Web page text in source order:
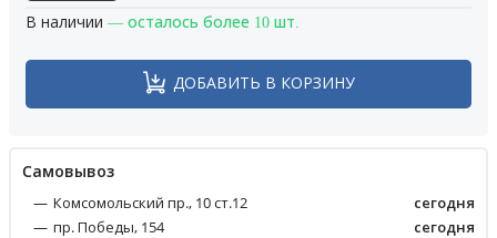
В наличии — осталось более 10 шт.
ДОБАВИТЬ В КОРЗИНУ
Cамовывоз
Комсомольский пр., 10 ст.12
сегодня
пр. Победы, 154
сегодня